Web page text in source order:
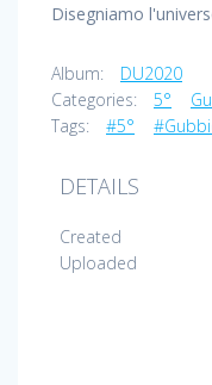
Disegniamo
Album:
DU2020
Categories:
5°
Tags:
#5°
DETAILS
Created
Uploaded